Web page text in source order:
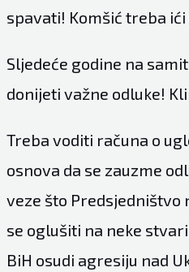
spavati! Komšić treba
Sljedeće godine na
donijeti važne odluke!
Treba voditi računa o
osnova da se zauzme
veze što Predsjedništvo
se oglušiti na neke
BiH osudi agresiju nad